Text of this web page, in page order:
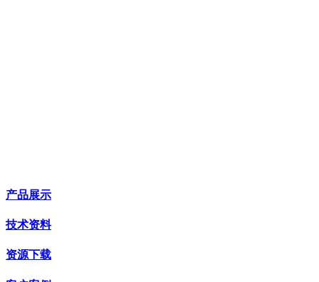
产品展示
技术资料
资源下载